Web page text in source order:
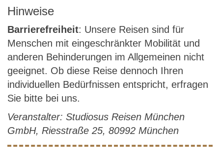
Hinweise
Barrierefreiheit: Unsere Reisen sind für
Menschen mit eingeschränkter Mobilität und
anderen Behinderungen im Allgemeinen nicht
geeignet. Ob diese Reise dennoch Ihren
individuellen Bedürfnissen entspricht, erfragen
Sie bitte bei uns.
Veranstalter: Studiosus Reisen München
GmbH, Riesstraße 25, 80992 München